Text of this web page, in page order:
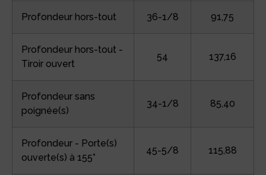
Profondeur hors-tout 36-1/8 91,75
Profondeur hors-tout -
Tiroir ouvert
54 137,16
Profondeur sans
poignée(s)
34-1/8 85,40
Profondeur - Porte(s)
ouverte(s) à 155°
45-5/8 115,88